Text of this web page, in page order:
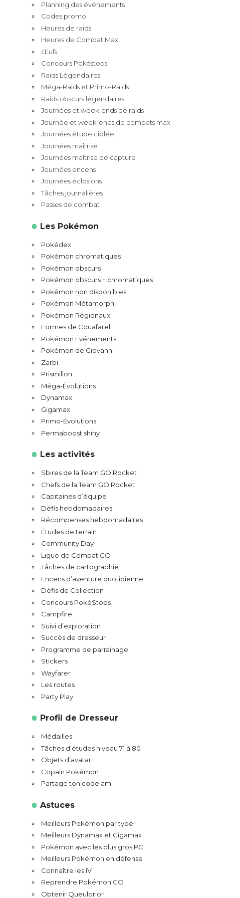
Planning des événements
Codes promo
Heures de raids
Heures de Combat Max
Œufs
Concours Pokéstops
Raids Légendaires
Méga-Raids et Primo-Raids
Raids obscurs légendaires
Journées et week-ends de raids
Journée et week-ends de combats max
Journées étude ciblée
Journées maîtrise
Journées maîtrise de capture
Journées encens
Journées éclosions
Tâches journalières
Passes de combat
Les Pokémon
Pokédex
Pokémon chromatiques
Pokémon obscurs
Pokémon obscurs + chromatiques
Pokémon non disponibles
Pokémon Métamorph
Pokémon Régionaux
Formes de Couafarel
Pokémon Événements
Pokémon de Giovanni
Zarbi
Prismillon
Méga-Évolutions
Dynamax
Gigamax
Primo-Évolutions
Permaboost shiny
Les activités
Sbires de la Team GO Rocket
Chefs de la Team GO Rocket
Capitaines d’équipe
Défis hebdomadaires
Récompenses hebdomadaires
Études de terrain
Community Day
Ligue de Combat GO
Tâches de cartographie
Encens d’aventure quotidienne
Défis de Collection
Concours PokéStops
Campfire
Suivi d’exploration
Succès de dresseur
Programme de parrainage
Stickers
Wayfarer
Les routes
Party Play
Profil de Dresseur
Médailles
Tâches d’études niveau 71 à 80
Objets d’avatar
Copain Pokémon
Partage ton code ami
Astuces
Meilleurs Pokémon par type
Meilleurs Dynamax et Gigamax
Pokémon avec les plus gros PC
Meilleurs Pokémon en défense
Connaître les IV
Reprendre Pokémon GO
Obtenir Queulorior